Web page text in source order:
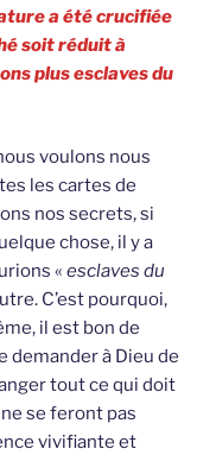
a été crucifiée
soit réduit à
plus esclaves du
voulons nous
les cartes de
nos secrets, si
chose, il y a
« esclaves du
C’est pourquoi,
il est bon de
demander à Dieu de
tout ce qui doit
se feront pas
vivifiante et